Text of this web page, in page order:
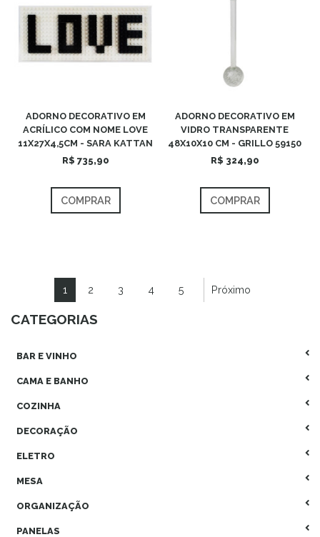
CATEGORIAS
BAR E VINHO
CAMA E BANHO
COZINHA
DECORAÇÃO
ELETRO
MESA
ORGANIZAÇÃO
PANELAS
ADORNO DECORATIVO EM
ACRÍLICO COM NOME LOVE
11X27X4,5CM - SARA KATTAN
R$ 735,90
COMPRAR
ADORNO DECORATIVO EM
VIDRO TRANSPARENTE
48X10X10 CM - GRILLO 59150
R$ 324,90
COMPRAR
1 2 3 4 5 Próximo